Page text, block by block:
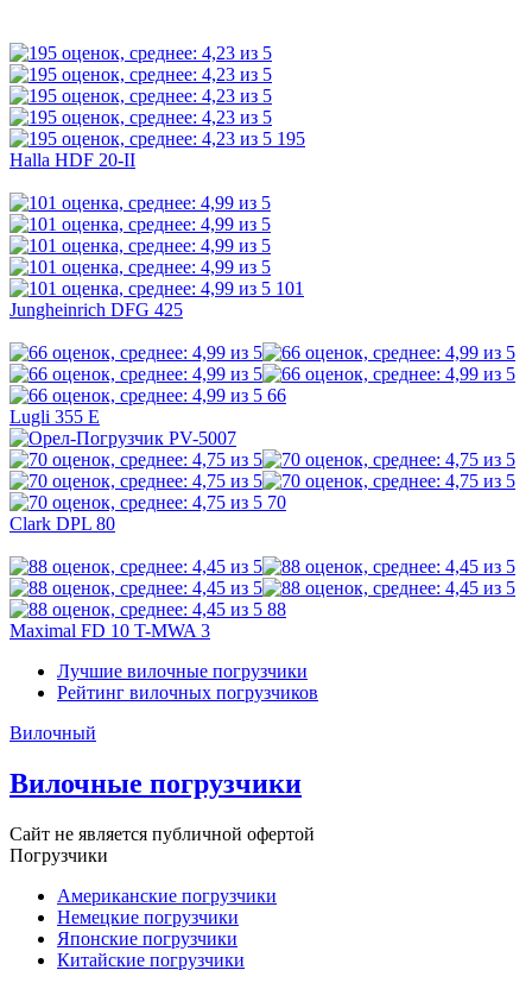
195
Halla HDF 20-II
101
Jungheinrich DFG 425
66
Lugli 355 E
70
Clark DPL 80
88
Maximal FD 10 T-MWA 3
Лучшие вилочные погрузчики
Рейтинг вилочных погрузчиков
Вилочный
Вилочные погрузчики
Сайт не является публичной офертой
Погрузчики
Американские погрузчики
Немецкие погрузчики
Японские погрузчики
Китайские погрузчики